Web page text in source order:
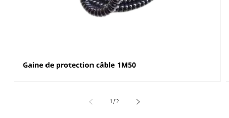
1 /
de
2